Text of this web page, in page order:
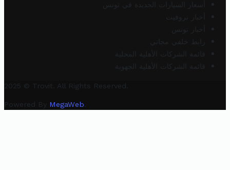
أسعار السيارات الجديدة في تونس
أخبار تروفيت
أخبار تونس
رابط خلفي مجاني
قائمة الشركات الأهلية المحلية
قائمة الشركات الأهلية الجهوية
2025 © Trovit. All Rights Reserved.
Powered By MegaWeb